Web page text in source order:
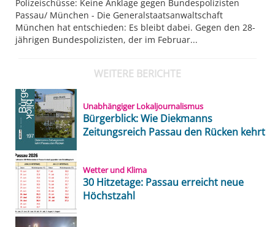
Polizeischüsse: Keine Anklage gegen Bundespolizisten
Passau/ München - Die Generalstaatsanwaltschaft
München hat entschieden: Es bleibt dabei. Gegen den 28-
jährigen Bundespolizisten, der im Februar...
WEITERE BERICHTE
Unabhängiger Lokaljournalismus
Bürgerblick: Wie Diekmanns
Zeitungsreich Passau den Rücken kehrt
Wetter und Klima
30 Hitzetage: Passau erreicht neue
Höchstzahl